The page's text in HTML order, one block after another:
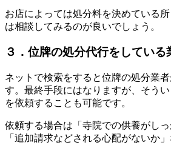
お店によっては処分料を決めている
は相談してみるのが良いでしょう。
３．位牌の処分代行をしている
ネットで検索をすると位牌の処分業
す。最終手段にはなりますが、そう
を依頼することも可能です。
依頼する場合は「寺院での供養がしっ
「追加請求などされる心配がないか